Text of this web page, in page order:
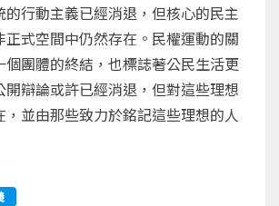
行動主義已經消退，但核心的民主
正式空間中仍然存在。民權運動的關
個團體的終結，也標誌著公民生活更
開辯論或許已經消退，但對這些理想
，並由那些致力於銘記這些理想的人